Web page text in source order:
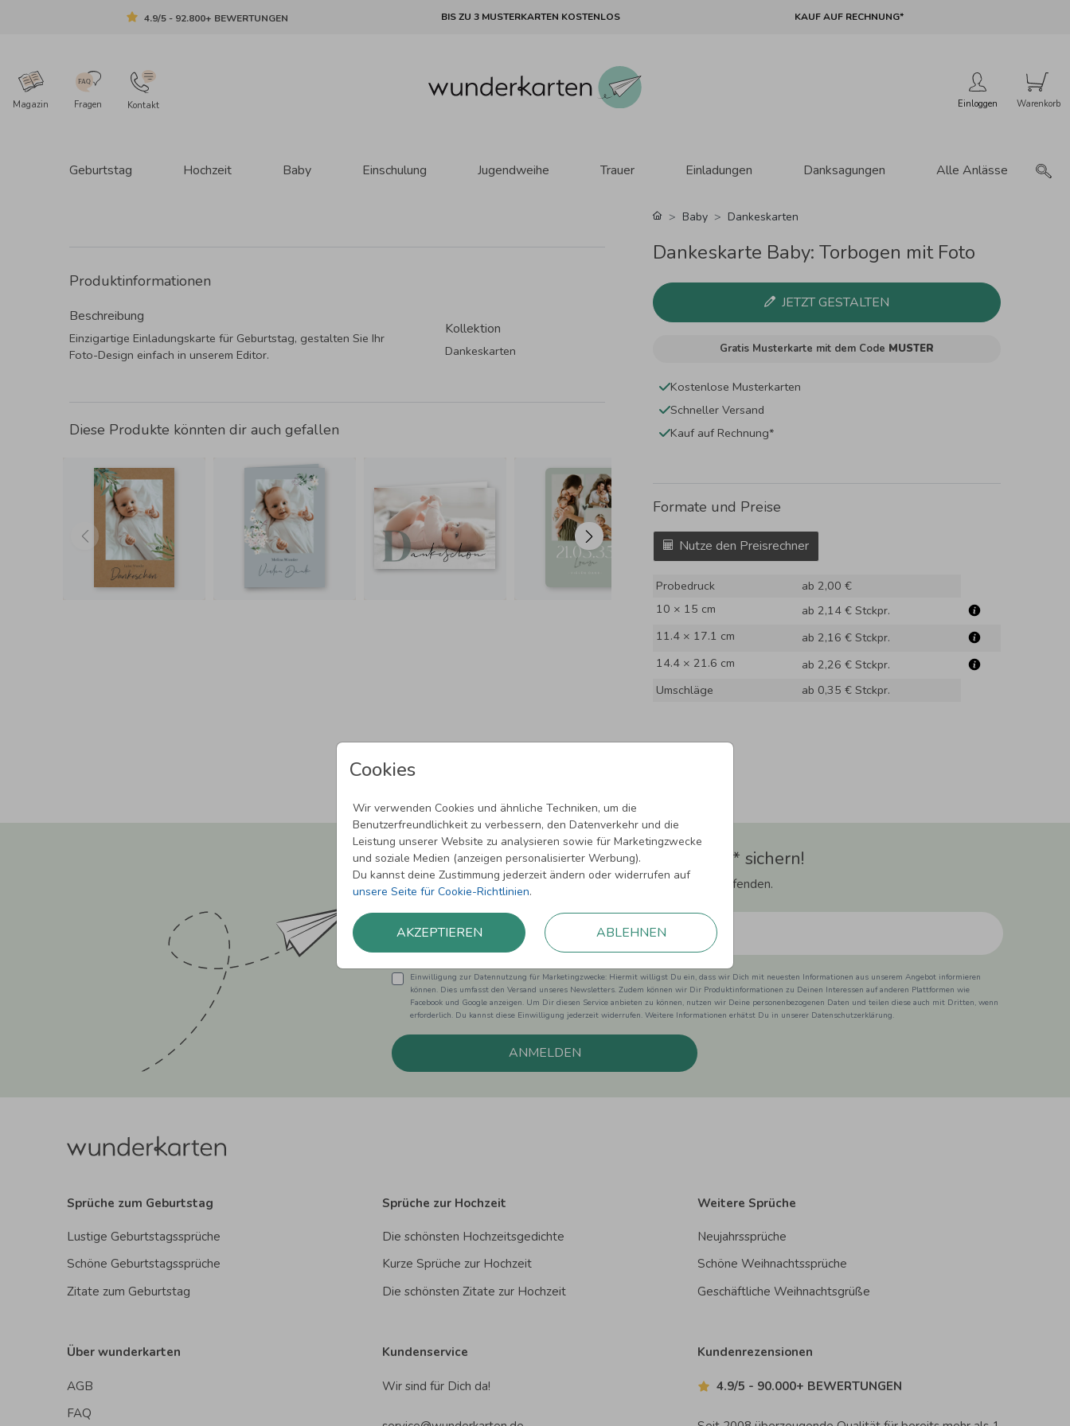
4.9/5 - 92.800+ BEWERTUNGEN BIS ZU 3 MUSTERKARTEN KOSTENLOS KAUF AUF RECHNUNG*
Magazin Fragen Kontakt Einloggen
Geburtstag Hochzeit Baby Einschulung Jugendweihe Trauer Einladungen Danksagungen Alle Anlässe
Cookies
Wir verwenden Cookies und ähnliche Techniken, um die
Benutzerfreundlichkeit zu verbessern, den Datenverkehr und die
Leistung unserer Website zu analysieren sowie für Marketingzwecke
und soziale Medien (anzeigen personalisierter Werbung).
Du kannst deine Zustimmung jederzeit ändern oder widerrufen auf
unsere Seite für Cookie-Richtlinien.
AKZEPTIEREN ABLEHNEN
Produktinformationen
Beschreibung
Einzigartige Einladungskarte für Geburtstag, gestalten Sie Ihr
Foto-Design einfach in unserem Editor.
Kollektion
Dankeskarten
Diese Produkte könnten dir auch gefallen
Baby Dankeskarten
Dankeskarte Baby: Torbogen mit Foto
JETZT GESTALTEN
Gratis Musterkarte mit dem Code MUSTER
Kostenlose Musterkarten
Schneller Versand
Kauf auf Rechnung*
Formate und Preise
Nutze den Preisrechner
Probedruck
ab 2,00 €
10 × 15 cm
ab 2,14 € Stckpr.
11.4 × 17.1 cm
ab 2,16 € Stckpr.
14.4 × 21.6 cm
ab 2,26 € Stckpr.
Umschläge
ab 0,35 € Stckpr.
Newsletter abonnieren und 5,00 € Rabatt** sichern!
Melde Dich zu unserem Newsletter an und bleibe auf dem Laufenden.
Einwilligung zur Datennutzung für Marketingzwecke: Hiermit willigst Du ein, dass wir Dich mit neuesten Informationen aus unserem Angebot informieren
können. Dies umfasst den Versand unseres Newsletters. Zudem können wir Dir Produktinformationen zu Deinen Interessen auf anderen Plattformen wie
Facebook und Google anzeigen. Um Dir diesen Service anbieten zu können, nutzen wir Deine personenbezogenen Daten und teilen diese auch mit Dritten, wenn
erforderlich. Du kannst diese Einwilligung jederzeit widerrufen. Weitere Informationen erhätst Du in unserer Datenschutzerklärung.
ANMELDEN
Sprüche zum Geburtstag
Lustige Geburtstagssprüche
Schöne Geburtstagssprüche
Zitate zum Geburtstag
Sprüche zur Hochzeit
Die schönsten Hochzeitsgedichte
Kurze Sprüche zur Hochzeit
Die schönsten Zitate zur Hochzeit
Weitere Sprüche
Neujahrssprüche
Schöne Weihnachtssprüche
Geschäftliche Weihnachtsgrüße
Über wunderkarten
AGB
FAQ
Kundenservice
Wir sind für Dich da!
Kundenrezensionen
4.9/5 - 90.000+ BEWERTUNGEN